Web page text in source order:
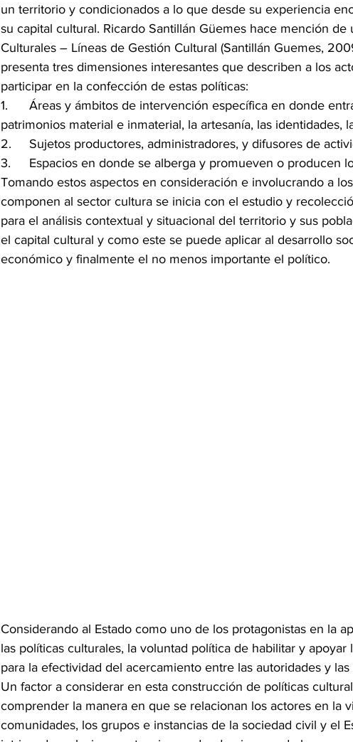
un territorio y condicionados a lo que desde su experiencia
su capital cultural. Ricardo Santillán Güemes hace mención de
Culturales – Líneas de Gestión Cultural (Santillán Guemes,
presenta tres dimensiones interesantes que describen a los
participar en la confección de estas políticas:
1.	Áreas y ámbitos de intervención específica en donde entran las artes escénicas, los
patrimonios material e inmaterial, la artesanía, las identidades,
2.	Sujetos productores, administradores, y difusores de
3.	Espacios en donde se alberga y promueven o producen
Tomando estos aspectos en consideración e involucrando a
componen al sector cultura se inicia con el estudio y
para el análisis contextual y situacional del territorio y sus
el capital cultural y como este se puede aplicar al desarrollo
económico y finalmente el no menos importante el político.
Considerando al Estado como uno de los protagonistas en la
las políticas culturales, la voluntad política de habilitar y apoyar
para la efectividad del acercamiento entre las autoridades y
Un factor a considerar en esta construcción de políticas
comprender la manera en que se relacionan los actores en la
comunidades, los grupos e instancias de la sociedad civil y el